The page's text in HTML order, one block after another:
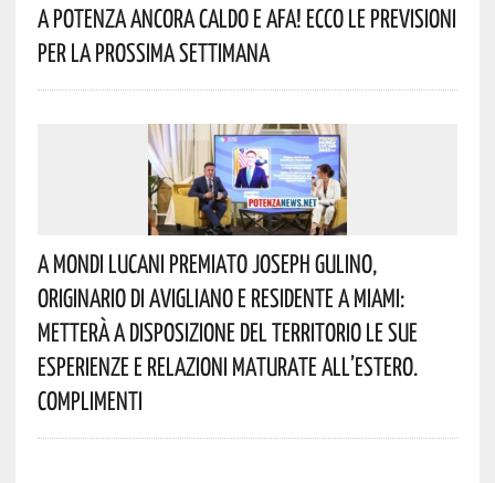
A Potenza Ancora Caldo E Afa! Ecco Le Previsioni
Per La Prossima Settimana
A Mondi Lucani Premiato Joseph Gulino,
Originario Di Avigliano E Residente A Miami:
Metterà A Disposizione Del Territorio Le Sue
Esperienze E Relazioni Maturate All’estero.
Complimenti